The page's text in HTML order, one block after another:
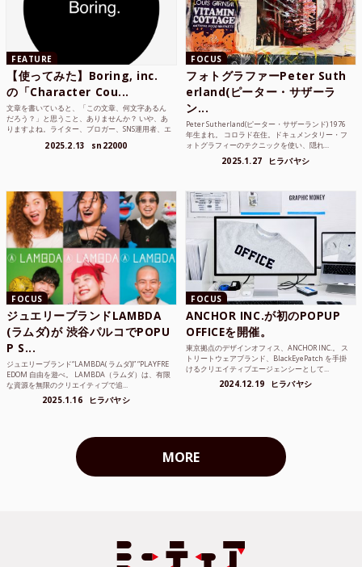
FEATURE
【使ってみた】Boring, inc.
の「Character Cou...
文章を書いていると、「この文章、何文字あるん
だろう？」と思うこと、ありませんか？ いや、あ
りますよね。ライター、ブロガー、SNS運用者、エ
2025.2.13 sn22000
FOCUS
フォトグラファーPeter Suth
erland(ピーター・サザーラ
ン...
Peter Sutherland(ピーター・サザーランド) 1976
年生まれ。 コロラド在住。ドキュメンタリー・フ
ォトグラフィーのテクニックを使い、隠れ...
2025.1.27 ヒラバヤシ
FOCUS
ジュエリーブランドLAMBDA
(ラムダ)が 渋谷パルコでPOPU
P S...
ジュエリーブランド“LAMBDA( ラムダ))” “PLAYFRE
EDOM 自由を遊べ。 LAMBDA（ラムダ）は、有限
な資源を無限のクリエイティブで追...
2025.1.16 ヒラバヤシ
FOCUS
ANCHOR INC.が初のPOPUP
OFFICEを開催。
東京拠点のデザインオフィス、ANCHOR INC.。 ス
トリートウェアブランド、BlackEyePatch を手掛
けるクリエイティブエージェンシーとして...
2024.12.19 ヒラバヤシ
MORE